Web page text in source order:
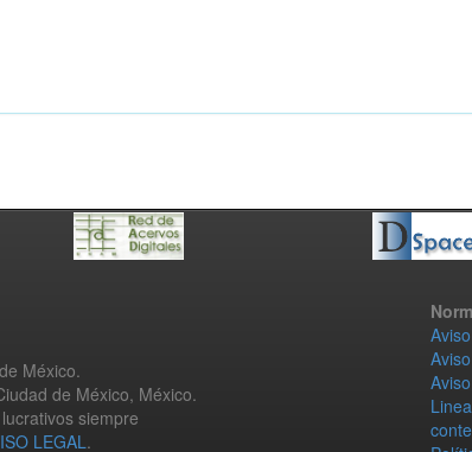
México.
de México, México.
siempre
LEGAL.